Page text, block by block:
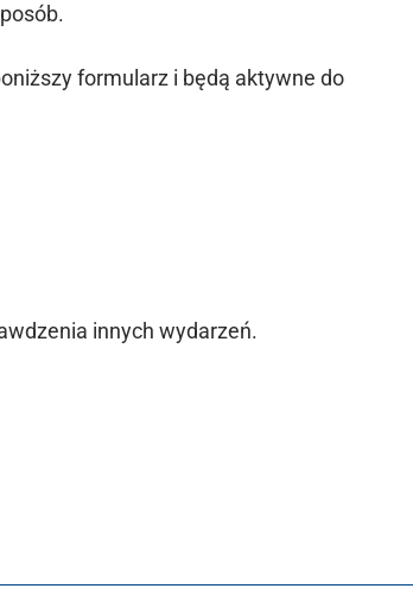
formularz i będą aktywne do
innych wydarzeń.